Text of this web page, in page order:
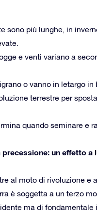
sono più lunghe, in
e venti variano a
o vanno in letargo in
terrestre per
quando seminare e
precessione: un effetto a
al moto di rivoluzione e
è soggetta a un terzo
ma di fondamentale